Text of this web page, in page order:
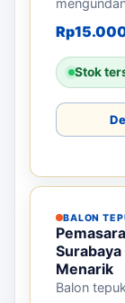
BALON
Anda
Balon